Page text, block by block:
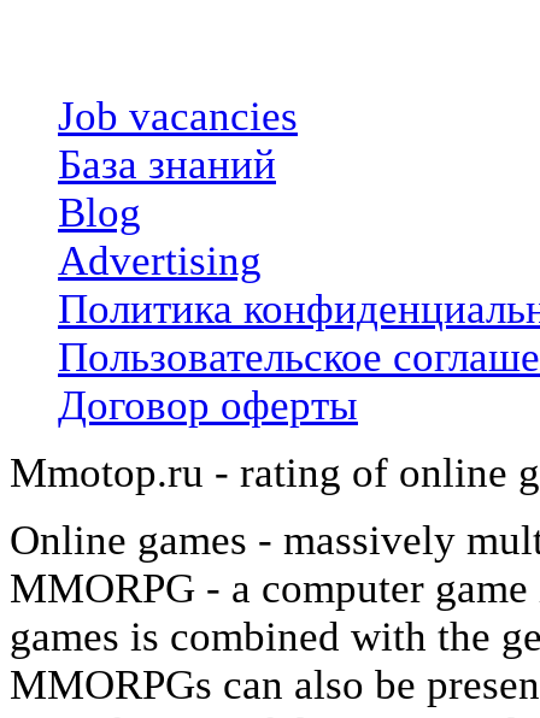
Job vacancies
База знаний
Blog
Advertising
Политика
Пользовательское
Договор оферты
Mmotop.ru - rating of online
Online games - massively
MMORPG - a computer
games is combined with the
MMORPGs can also be